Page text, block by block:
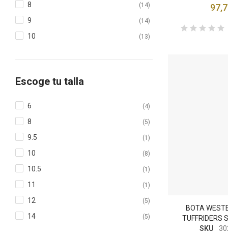
BOTA
TUFFRIDERS
SKU
8 (14)
9 (14)
10 (13)
Escoge tu talla
6 (4)
8 (5)
9.5 (1)
10 (8)
10.5 (1)
11 (1)
12 (5)
14 (5)